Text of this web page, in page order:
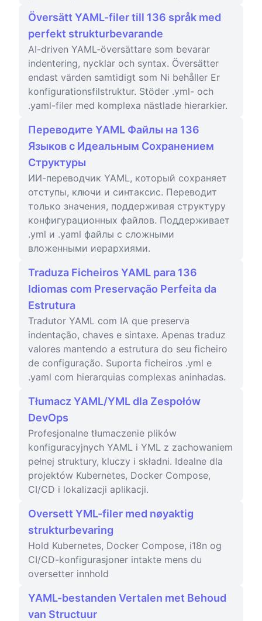
Översätt YAML-filer till 136 språk med
perfekt strukturbevarande
AI-driven YAML-översättare som bevarar
indentering, nycklar och syntax. Översätter
endast värden samtidigt som Ni behåller Er
konfigurationsfilstruktur. Stöder .yml- och
.yaml-filer med komplexa nästlade hierarkier.
Переводите YAML Файлы на 136
Языков с Идеальным Сохранением
Структуры
ИИ-переводчик YAML, который сохраняет
отступы, ключи и синтаксис. Переводит
только значения, поддерживая структуру
конфигурационных файлов. Поддерживает
.yml и .yaml файлы с сложными
вложенными иерархиями.
Traduza Ficheiros YAML para 136
Idiomas com Preservação Perfeita da
Estrutura
Tradutor YAML com IA que preserva
indentação, chaves e sintaxe. Apenas traduz
valores mantendo a estrutura do seu ficheiro
de configuração. Suporta ficheiros .yml e
.yaml com hierarquias complexas aninhadas.
Tłumacz YAML/YML dla Zespołów
DevOps
Profesjonalne tłumaczenie plików
konfiguracyjnych YAML i YML z zachowaniem
pełnej struktury, kluczy i składni. Idealne dla
projektów Kubernetes, Docker Compose,
CI/CD i lokalizacji aplikacji.
Oversett YML-filer med nøyaktig
strukturbevaring
Hold Kubernetes, Docker Compose, i18n og
CI/CD-konfigurasjoner intakte mens du
oversetter innhold
YAML-bestanden Vertalen met Behoud
van Structuur